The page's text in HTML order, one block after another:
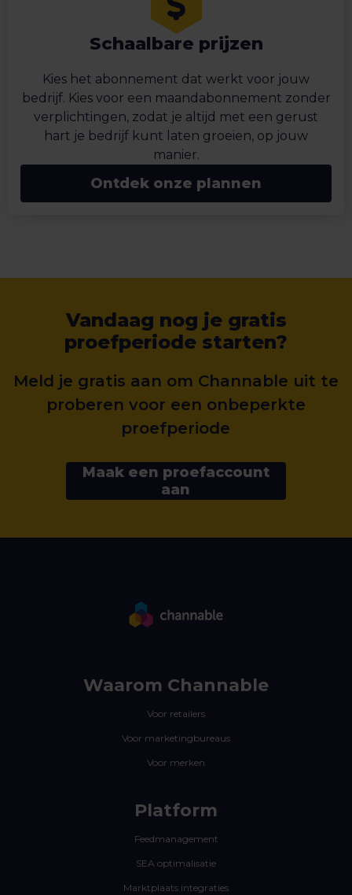
Schaalbare prijzen
Kies het abonnement dat werkt voor jouw
bedrijf. Kies voor een maandabonnement zonder
verplichtingen, zodat je altijd met een gerust
hart je bedrijf kunt laten groeien, op jouw
manier.
Ontdek onze plannen
Vandaag nog je gratis
proefperiode starten?
Meld je gratis aan om Channable uit te
proberen voor een onbeperkte
proefperiode
Maak een proefaccount
aan
Waarom Channable
Voor retailers
Voor marketingbureaus
Voor merken
Platform
Feedmanagement
SEA optimalisatie
Marktplaats integraties